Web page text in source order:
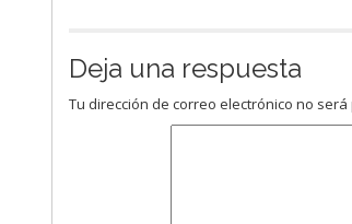
Deja una respuesta
Tu dirección de correo electrónico no será